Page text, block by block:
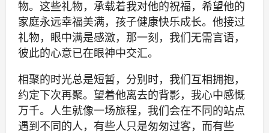
物。这些礼物，承载着我对他的祝福，希望他的
家庭永远幸福美满，孩子健康快乐成长。他接过
礼物，眼中满是感激，那一刻，我们无需言语，
彼此的心意已在眼神中交汇。
相聚的时光总是短暂，分别时，我们互相拥抱，
约定下次再聚。望着他离去的背影，我心中感慨
万千。人生就像一场旅程，我们会在不同的站点
遇到不同的人，有些人只是匆匆过客，而有些